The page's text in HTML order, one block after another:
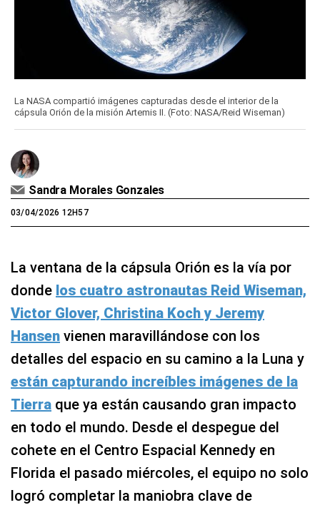
La NASA compartió imágenes capturadas desde el interior de la
cápsula Orión de la misión Artemis II. (Foto: NASA/Reid Wiseman)
Sandra Morales Gonzales
03/04/2026 12H57
La ventana de la cápsula Orión es la vía por
donde los cuatro astronautas Reid Wiseman,
Victor Glover, Christina Koch y Jeremy
Hansen vienen maravillándose con los
detalles del espacio en su camino a la Luna y
están capturando increíbles imágenes de la
Tierra que ya están causando gran impacto
en todo el mundo. Desde el despegue del
cohete en el Centro Espacial Kennedy en
Florida el pasado miércoles, el equipo no solo
logró completar la maniobra clave de